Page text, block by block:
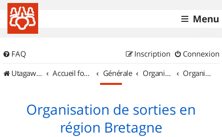
Menu
FAQ Connexion
Inscription
UtagawaVTT (Randos VTT et VTTAE avec traces GPS)
Accueil forum Générale Organisation de sorties & Recherche de partenaires Organisation de sorties en région Bretagne
Organisation de sorties en
région Bretagne